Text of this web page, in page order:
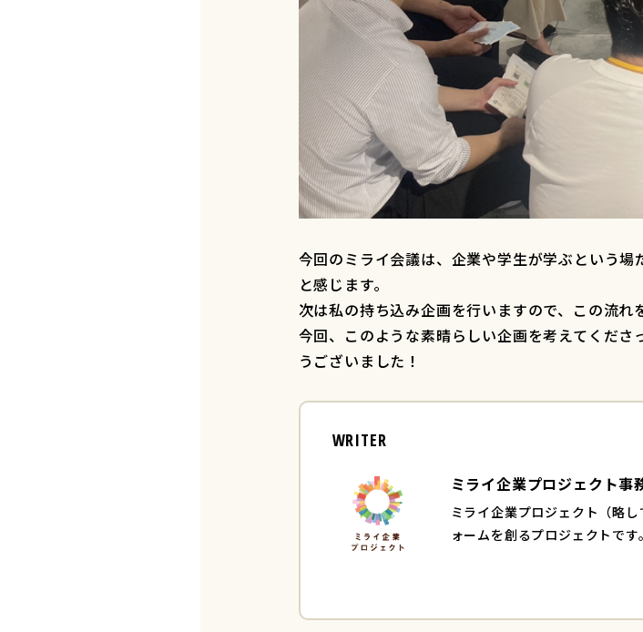
今回のミライ会議は、企業や学生が学ぶという
と感じます。
次は私の持ち込み企画を行いますので、この流れ
今回、このような素晴らしい企画を考えてくだ
うございました！
WRITER
ミライ企業プロジェクト事
ミライ企業プロジェクト（略
ォームを創るプロジェクトです。